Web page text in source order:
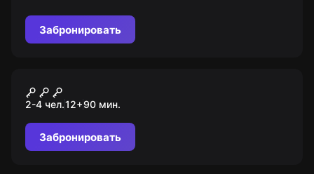
дебри сладкого лабиринта? Приготовьтесь
использовать все свое мастерство, чтобы спастись!
Забронировать
Дом Ганнибала
2-4 чел.12+90 мин.
Забронировать